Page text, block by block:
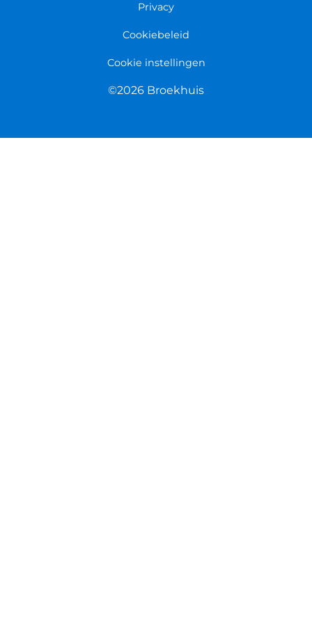
Privacy
Cookiebeleid
Cookie instellingen
©2026 Broekhuis